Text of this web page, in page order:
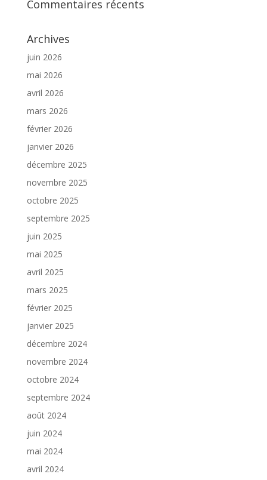
Commentaires récents
Archives
juin 2026
mai 2026
avril 2026
mars 2026
février 2026
janvier 2026
décembre 2025
novembre 2025
octobre 2025
septembre 2025
juin 2025
mai 2025
avril 2025
mars 2025
février 2025
janvier 2025
décembre 2024
novembre 2024
octobre 2024
septembre 2024
août 2024
juin 2024
mai 2024
avril 2024